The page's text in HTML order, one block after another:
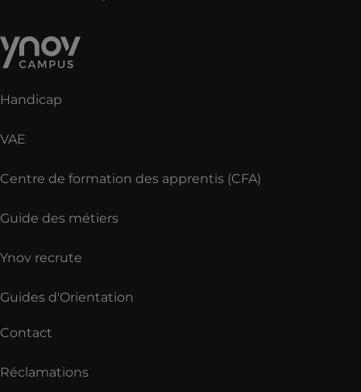
Handicap
VAE
Centre de formation des apprentis (CFA)
Guide des métiers
Ynov recrute
Guides d'Orientation
Contact
Réclamations